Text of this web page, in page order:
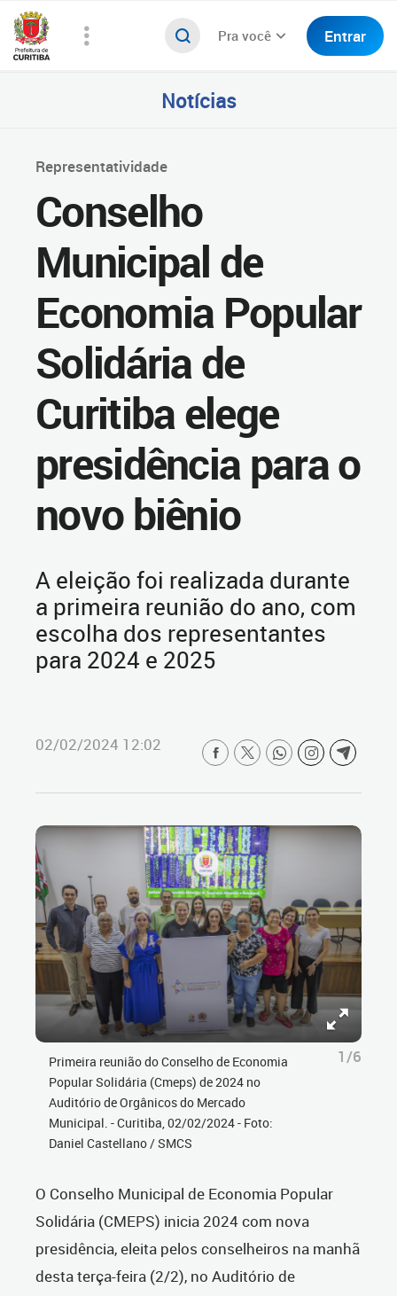
Pra você Entrar
Notícias
Representatividade
Conselho
Municipal de
Economia Popular
Solidária de
Curitiba elege
presidência para o
novo biênio
A eleição foi realizada durante
a primeira reunião do ano, com
escolha dos representantes
para 2024 e 2025
02/02/2024 12:02
Primeira reunião do Conselho de Economia
Popular Solidária (Cmeps) de 2024 no
Auditório de Orgânicos do Mercado
Municipal. - Curitiba, 02/02/2024 - Foto:
Daniel Castellano / SMCS
1/6
O Conselho Municipal de Economia Popular
Solidária (CMEPS) inicia 2024 com nova
presidência, eleita pelos conselheiros na manhã
desta terça-feira (2/2), no Auditório de